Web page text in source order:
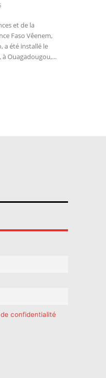
et de la
Faso Vêenem,
a été installé le
Ouagadougou,...
confidentialité